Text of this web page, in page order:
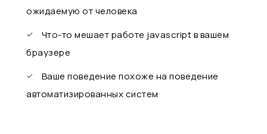
ожидаемую от человека
Что-то мешает работе javascript в вашем
браузере
Ваше поведение похоже на поведение
автоматизированных систем